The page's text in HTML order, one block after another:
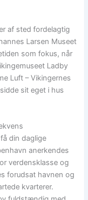
af sted fordelagtig
Larsen Museet
som fokus, når
Ladby
Luft – Vikingernes
sit eget i hus
din daglige
anerkendes
verdensklasse og
forudsat havnen og
kvarterer.